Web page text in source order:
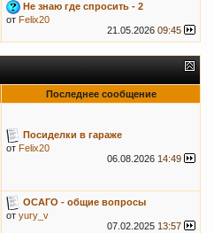
Не знаю где спросить - 2
от Felix20
21.05.2026 09:45
Последнее сообщение
Посиделки в гараже
от Felix20
06.08.2026 14:49
ОСАГО - общие вопросы
от yury_v
07.02.2025 13:57